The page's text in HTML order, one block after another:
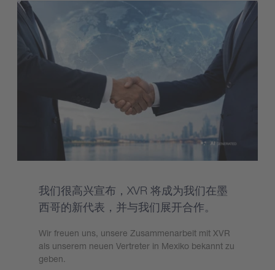
我们很高兴宣布，XVR 将成为我们在墨
西哥的新代表，并与我们展开合作。
Wir freuen uns, unsere Zusammenarbeit mit XVR
als unserem neuen Vertreter in Mexiko bekannt zu
geben.